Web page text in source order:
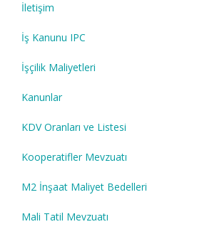
İletişim
İş Kanunu IPC
İşçilik Maliyetleri
Kanunlar
KDV Oranları ve Listesi
Kooperatifler Mevzuatı
M2 İnşaat Maliyet Bedelleri
Mali Tatil Mevzuatı